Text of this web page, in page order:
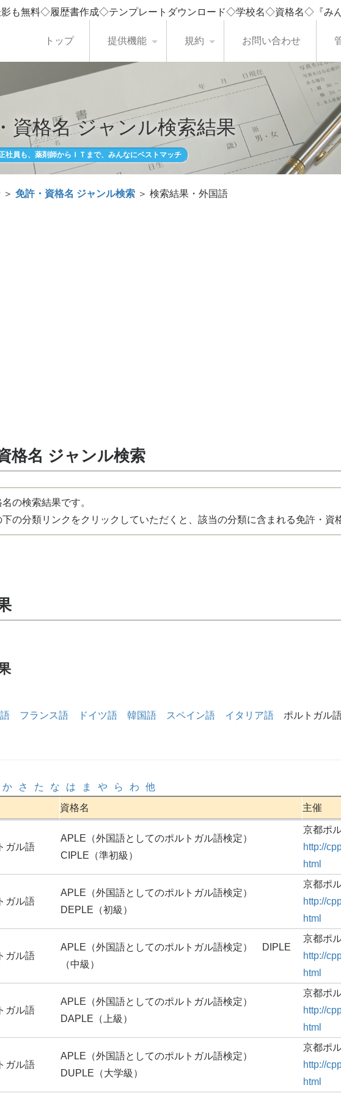
も無料◇履歴書作成◇テンプレートダウンロード◇学校名◇資格名◇『み
トップ 提供機能 規約 お問い合わせ
資格名 ジャンル検索結果
社員も、薬剤師からＩＴまで、みんなにベストマッチ
＞ 免許・資格名 ジャンル検索 ＞ 検索結果・外国語
格名 ジャンル検索
の検索結果です。
の分類リンクをクリックしていただくと、該当の分類に含まれる免許・資
フランス語 ドイツ語 韓国語 スペイン語 イタリア語 ポルトガル
か さ た な は ま や ら わ 他
資格名 主催
ガル語
APLE（外国語としてのポルトガル語検定）
CIPLE（準初級）
京都ポ
http://
html
ガル語
APLE（外国語としてのポルトガル語検定）
DEPLE（初級）
京都ポ
http://
html
ガル語
APLE（外国語としてのポルトガル語検定） DIPLE
（中級）
京都ポ
http://
html
ガル語
APLE（外国語としてのポルトガル語検定）
DAPLE（上級）
京都ポ
http://
html
ガル語
APLE（外国語としてのポルトガル語検定）
DUPLE（大学級）
京都ポ
http://
html